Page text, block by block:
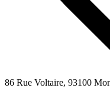
86 Rue Voltaire, 93100